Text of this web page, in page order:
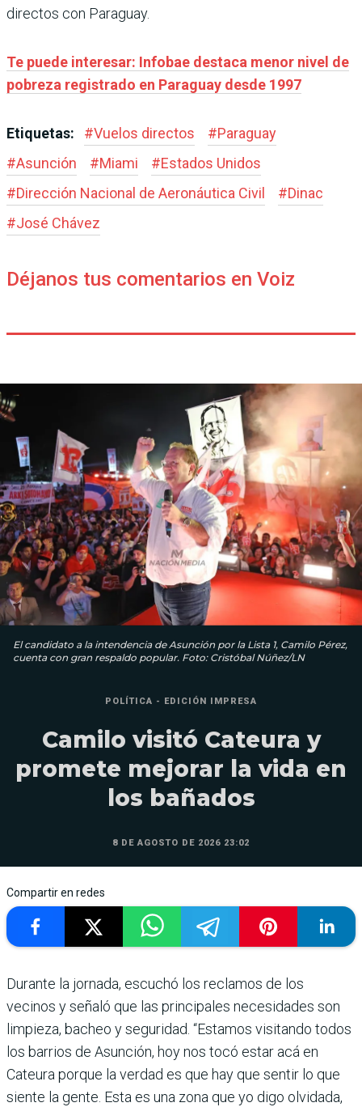
directos con Paraguay.
Te puede interesar: Infobae destaca menor nivel de
pobreza registrado en Paraguay desde 1997
Etiquetas: #Vuelos directos #Paraguay
#Asunción #Miami #Estados Unidos
#Dirección Nacional de Aeronáutica Civil #Dinac
#José Chávez
Déjanos tus comentarios en Voiz
El candidato a la intendencia de Asunción por la Lista 1, Camilo Pérez,
cuenta con gran respaldo popular. Foto: Cristóbal Núñez/LN
POLÍTICA - EDICIÓN IMPRESA
Camilo visitó Cateura y
promete mejorar la vida en
los bañados
8 DE AGOSTO DE 2026 23:02
Compartir en redes
Durante la jornada, escuchó los reclamos de los
vecinos y señaló que las principales necesidades son
limpieza, bacheo y seguridad. “Estamos visitando todos
los barrios de Asunción, hoy nos tocó estar acá en
Cateura porque la verdad es que hay que sentir lo que
siente la gente. Esta es una zona que yo digo olvidada,